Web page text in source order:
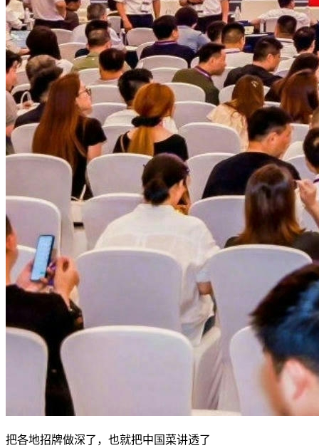
把各地招牌做深了，也就把中国菜讲透了